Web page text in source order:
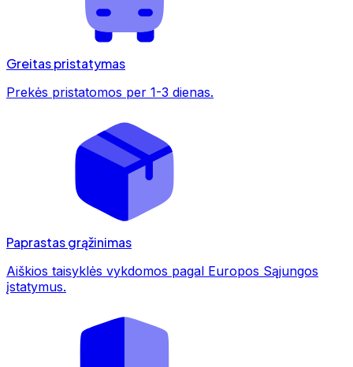
Greitas pristatymas
Prekės pristatomos per 1-3 dienas.
Paprastas grąžinimas
Aiškios taisyklės vykdomos pagal Europos Sąjungos
įstatymus.